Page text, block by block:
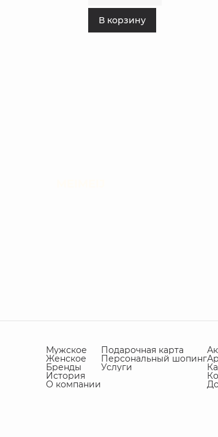
В корзину
Мужское
Женское
Бренды
История
О компании
Подарочная карта
Персональный шопинг
Услуги